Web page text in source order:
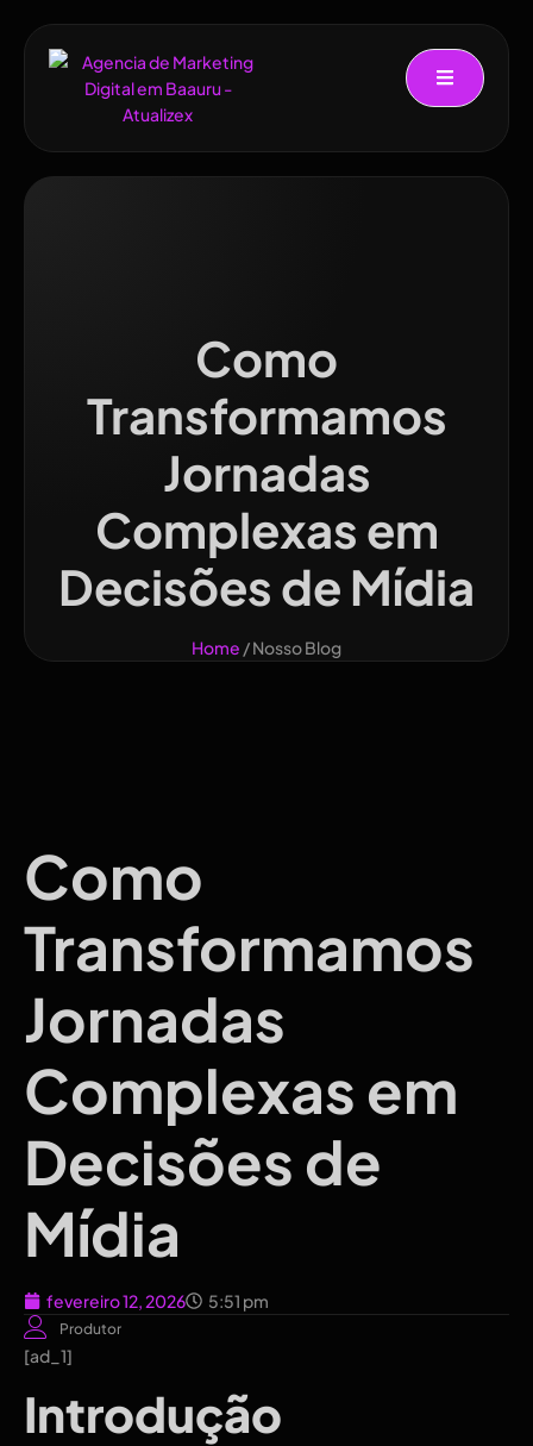
Como
Transformamos
Jornadas
Complexas em
Decisões de Mídia
Home / Nosso Blog
Como
Transformamos
Jornadas
Complexas em
Decisões de
Mídia
fevereiro 12, 2026 5:51 pm
Produtor
[ad_1]
Introdução